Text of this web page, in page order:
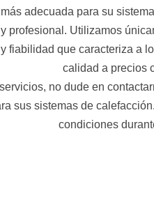
más adecuada para su
profesional. Utilizamos
fiabilidad que caracteriza a
calidad a precios
no dude en
sus sistemas de
condiciones